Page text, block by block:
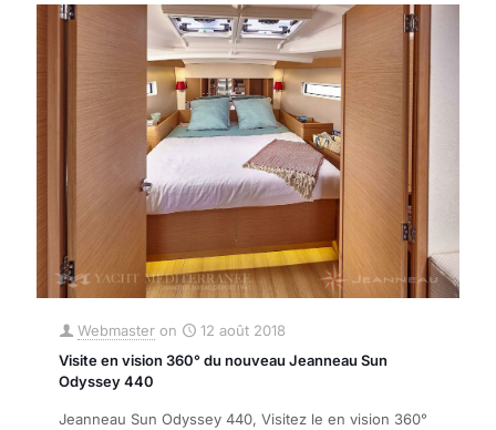
Webmaster on
12 août 2018
Visite en vision 360° du nouveau Jeanneau Sun
Odyssey 440
Jeanneau Sun Odyssey 440, Visitez le en vision 360°